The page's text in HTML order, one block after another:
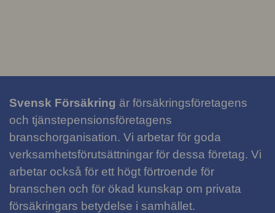
Svensk Försäkring är försäkringsföretagens
och tjänstepensionsföretagens
branschorganisation. Vi arbetar för goda
verksamhetsförutsättningar för dessa företag. Vi
arbetar också för ett högt förtroende för
branschen och för ökad kunskap om privata
försäkringars betydelse i samhället.